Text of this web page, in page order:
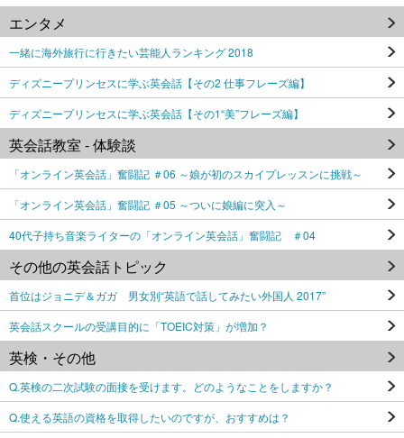
エンタメ
一緒に海外旅行に行きたい芸能人ランキング 2018
ディズニープリンセスに学ぶ英会話【その2 仕事フレーズ編】
ディズニープリンセスに学ぶ英会話【その1“美”フレーズ編】
英会話教室 - 体験談
「オンライン英会話」奮闘記 ＃06 ～娘が初のスカイプレッスンに挑戦～
「オンライン英会話」奮闘記 ＃05 ～ついに娘編に突入～
40代子持ち音楽ライターの「オンライン英会話」奮闘記 ＃04
その他の英会話トピック
首位はジョニデ＆ガガ 男女別“英語で話してみたい外国人 2017”
英会話スクールの受講目的に「TOEIC対策」が増加？
英検・その他
Q.英検の二次試験の面接を受けます。どのようなことをしますか？
Q.使える英語の資格を取得したいのですが、おすすめは？